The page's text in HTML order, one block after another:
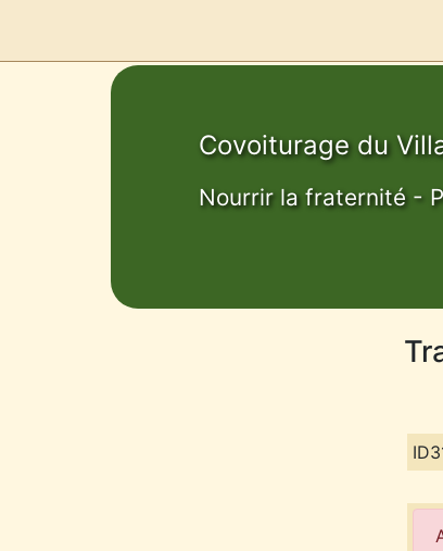
Covoiturage du
Nourrir la fraternité -